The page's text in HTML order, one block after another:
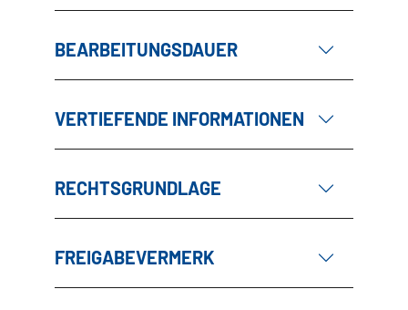
BEARBEITUNGSDAUER
VERTIEFENDE INFORMATIONEN
RECHTSGRUNDLAGE
FREIGABEVERMERK